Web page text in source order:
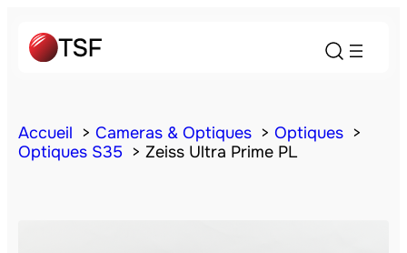
Accueil Cameras & Optiques
Optiques
Optiques S35
Zeiss Ultra Prime PL